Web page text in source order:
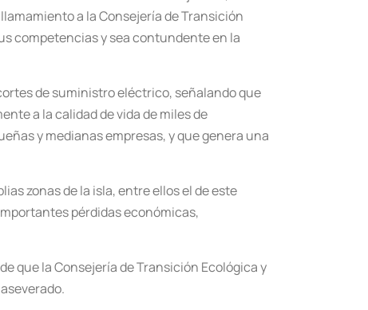
a la Consejería de Transición
competencias y sea contundente en la
de suministro eléctrico, señalando que
a la calidad de vida de miles de
y medianas empresas, y que genera una
zonas de la isla, entre ellos el de este
pérdidas económicas,
que la Consejería de Transición Ecológica y